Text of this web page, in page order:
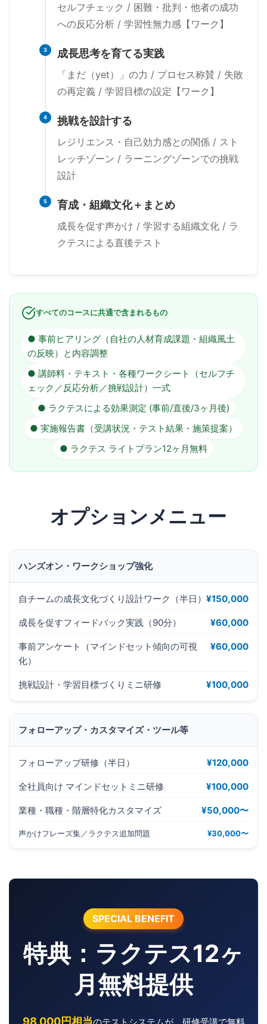
セルフチェック / 困難・批判・他者の成功
への反応分析 / 学習性無力感【ワーク】
3 成長思考を育てる実践
「まだ（yet）」の力 / プロセス称賛 / 失敗
の再定義 / 学習目標の設定【ワーク】
4 挑戦を設計する
レジリエンス・自己効力感との関係 / スト
レッチゾーン / ラーニングゾーンでの挑戦
設計
5 育成・組織文化＋まとめ
成長を促す声かけ / 学習する組織文化 / ラ
クテスによる直後テスト
すべてのコースに共通で含まれるもの
● 事前ヒアリング（自社の人材育成課題・組織風土
の反映）と内容調整
● 講師料・テキスト・各種ワークシート（セルフチ
ェック／反応分析／挑戦設計）一式
● ラクテスによる効果測定 (事前/直後/3ヶ月後)
● 実施報告書（受講状況・テスト結果・施策提案）
● ラクテス ライトプラン12ヶ月無料
オプションメニュー
ハンズオン・ワークショップ強化
自チームの成長文化づくり設計ワーク（半日） ¥150,000
成長を促すフィードバック実践（90分） ¥60,000
事前アンケート（マインドセット傾向の可視
化）
¥60,000
挑戦設計・学習目標づくりミニ研修 ¥100,000
フォローアップ・カスタマイズ・ツール等
フォローアップ研修（半日） ¥120,000
全社員向け マインドセットミニ研修 ¥100,000
業種・職種・階層特化カスタマイズ ¥50,000〜
声かけフレーズ集／ラクテス追加問題 ¥30,000〜
SPECIAL BENEFIT
特典：ラクテス12ヶ
月無料提供
98,000円相当のテストシステムが、研修受講で無料